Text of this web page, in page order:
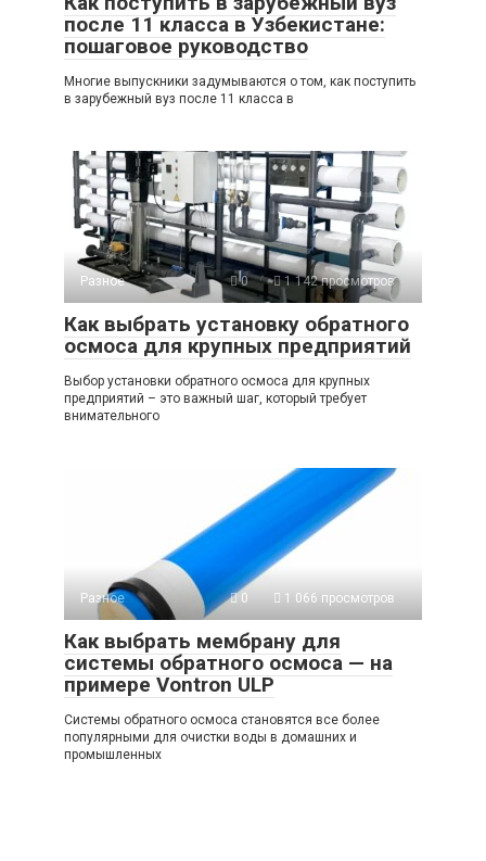
после 11 класса в Узбекистане:
пошаговое руководство
Многие выпускники задумываются о том, как поступить
в зарубежный вуз после 11 класса в
Разное 0 1 142 просмотров
Как выбрать установку обратного
осмоса для крупных предприятий
Выбор установки обратного осмоса для крупных
предприятий – это важный шаг, который требует
внимательного
Разное 0 1 066 просмотров
Как выбрать мембрану для
системы обратного осмоса — на
примере Vontron ULP
Системы обратного осмоса становятся все более
популярными для очистки воды в домашних и
промышленных